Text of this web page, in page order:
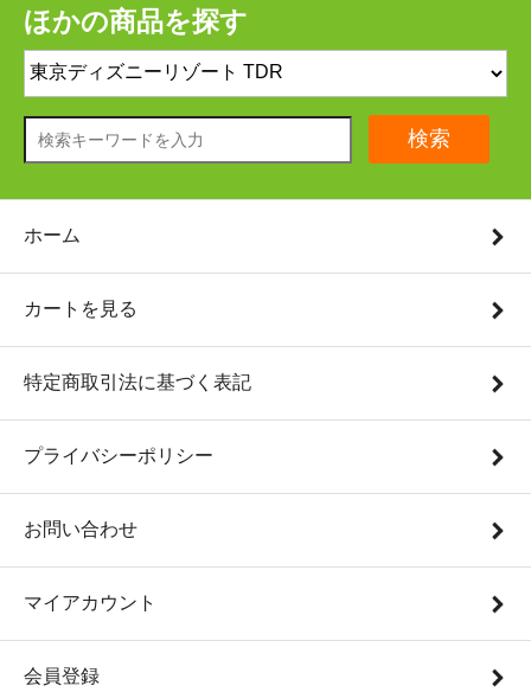
ほかの商品を探す
検索
ホーム
カートを見る
特定商取引法に基づく表記
プライバシーポリシー
お問い合わせ
マイアカウント
会員登録